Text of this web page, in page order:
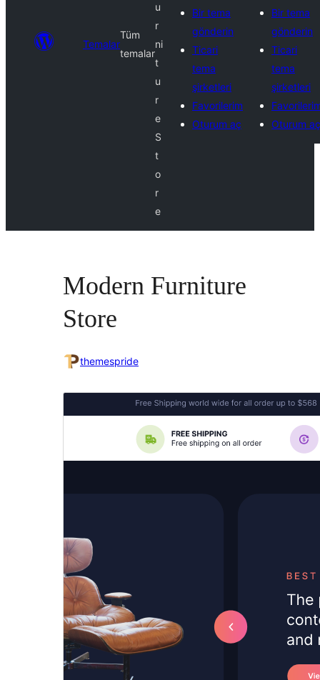
Temalar
Tüm
temalar
u
r
ni
t
u
r
e
S
t
o
r
e
Bir tema
gönderin
Ticari
tema
şirketleri
Favorilerim
Oturum aç
Bir tema
gönderin
Ticari
tema
şirketleri
Oturum aç
Modern Furniture
Store
themespride